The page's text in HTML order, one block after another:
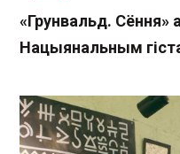
«Грунвальд. Сёння»
Нацыянальным